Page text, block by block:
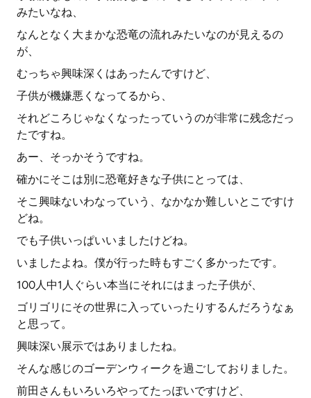
みたいなね、
なんとなく大まかな恐竜の流れみたいなのが見えるの
が、
むっちゃ興味深くはあったんですけど、
子供が機嫌悪くなってるから、
それどころじゃなくなったっていうのが非常に残念だっ
たですね。
あー、そっかそうですね。
確かにそこは別に恐竜好きな子供にとっては、
そこ興味ないわなっていう、なかなか難しいとこですけ
どね。
でも子供いっぱいいましたけどね。
いましたよね。僕が行った時もすごく多かったです。
100人中1人ぐらい本当にそれにはまった子供が、
ゴリゴリにその世界に入っていったりするんだろうなぁ
と思って。
興味深い展示ではありましたね。
そんな感じのゴーデンウィークを過ごしておりました。
前田さんもいろいろやってたっぽいですけど、